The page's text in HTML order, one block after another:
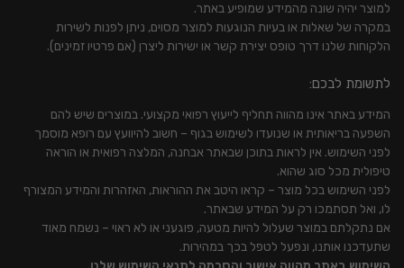
למוצר יהיה שונה מהמידע שמופיע באתר.
במקרה של שאלות או בעיות הנוגעות למוצר מסוים, ניתן לפנות לשירות
הלקוחות שלנו דרך טופס יצירת קשר או ישירות ליצרן (אם פרטיו זמינים).
לתשומת לבכם:
המידע באתר אינו מהווה תחליף לייעוץ רפואי מקצועי. במוצרים שיש להם
השפעה בריאותית או שנועדו לשימוש בגוף – חשוב להיוועץ עם רופא מוסמך
לפני השימוש. אין לראות בתוכן שבאתר אבחנה, המלצה רפואית או הוראה
טיפולית מכל סוג שהוא.
לפני השימוש בכל מוצר – קראו היטב את ההוראות, האזהרות והמידע המצורף
לו, ואל תסתמכו רק על המידע שבאתר.
אם נתקלתם במוצר שעלול להיות מטעה, פוגעני או לא ראוי – נשמח מאוד
שתעדכנו אותנו, ונפעל לטפל בכך במהירות.